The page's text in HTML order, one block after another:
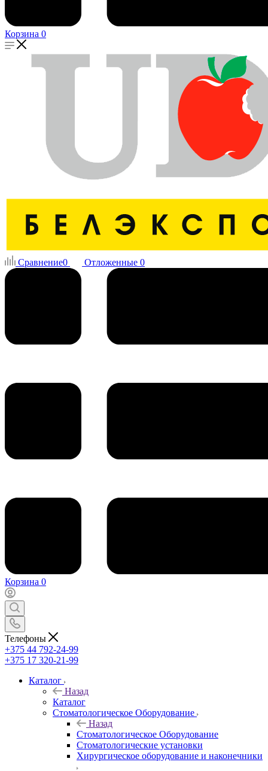
Корзина 0
Сравнение0 Отложенные 0
Корзина 0
Телефоны
+375 44 792-24-99
+375 17 320-21-99
Каталог
Назад
Каталог
Стоматологическое Оборудование
Назад
Стоматологическое Оборудование
Стоматологические установки
Хирургическое оборудование и наконечники